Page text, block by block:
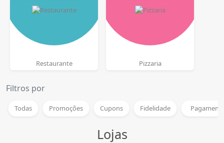
Restaurante Pizzaria
Filtros por
Todas Promoções Cupons Fidelidade
Lojas